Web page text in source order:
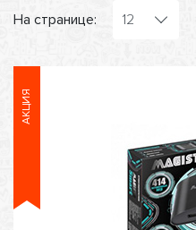
На странице: 12
АКЦИЯ